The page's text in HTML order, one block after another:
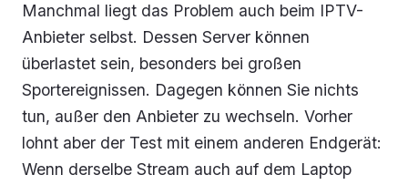
Manchmal liegt das Problem auch beim IPTV-
Anbieter selbst. Dessen Server können
überlastet sein, besonders bei großen
Sportereignissen. Dagegen können Sie nichts
tun, außer den Anbieter zu wechseln. Vorher
lohnt aber der Test mit einem anderen Endgerät:
Wenn derselbe Stream auch auf dem Laptop